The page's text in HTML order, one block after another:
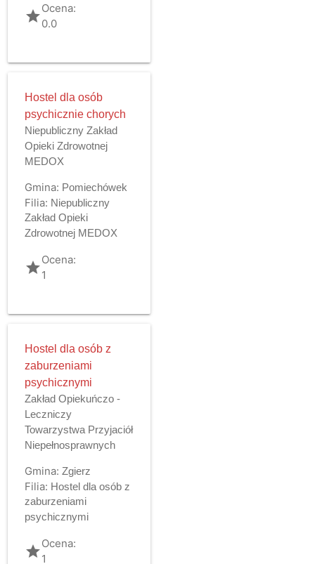
gradeOcena:
0.0
Hostel dla osób
psychicznie chorych
Niepubliczny Zakład
Opieki Zdrowotnej
MEDOX
Gmina: Pomiechówek
Filia: Niepubliczny
Zakład Opieki
Zdrowotnej MEDOX
gradeOcena:
1
Hostel dla osób z
zaburzeniami
psychicznymi
Zakład Opiekuńczo -
Leczniczy
Towarzystwa Przyjaciół
Niepełnosprawnych
Gmina: Zgierz
Filia: Hostel dla osób z
zaburzeniami
psychicznymi
gradeOcena:
1